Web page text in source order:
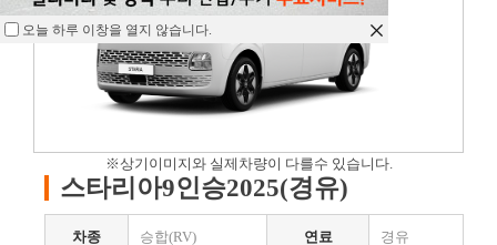
※상기이미지와 실제차량이 다를수 있습니다.
스타리아9인승2025(경유)
차종 승합(RV) 연료 경유
오늘 하루 이창을 열지 않습니다.